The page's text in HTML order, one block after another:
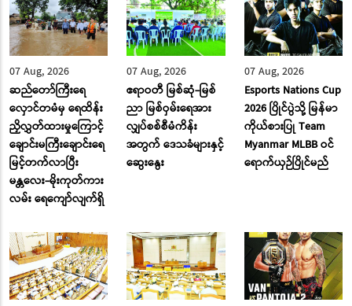
07 Aug, 2026
ဆည်တော်ကြီးရေ
လှောင်တမံမှ ရေထိန်း
ညှိလွှတ်ထားမှုကြောင့်
ချောင်းမကြီးချောင်းရေ
မြင့်တက်လာပြီး
မန္တလေး-မိုးကုတ်ကား
လမ်း ‌ရေ‌ကျော်လျက်ရှိ
07 Aug, 2026
ဧရာဝတီ မြစ်ဆုံ-မြစ်
ညာ မြစ်ဝှမ်းရေအား
လျှပ်စစ်စီမံကိန်း
အတွက် ဒေသခံများနှင့်
ဆွေးနွေး
07 Aug, 2026
Esports Nations Cup
2026 ပြိုင်ပွဲသို့ မြန်မာ
ကိုယ်စားပြု Team
Myanmar MLBB ဝင်
ရောက်ယှဉ်ပြိုင်မည်